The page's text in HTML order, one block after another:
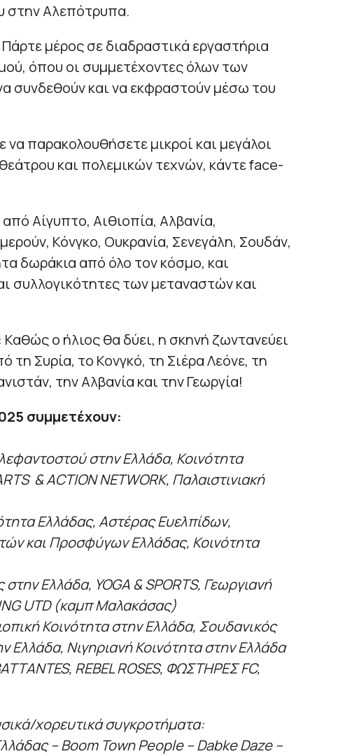
στην Αλεπότρυπα.
Πάρτε μέρος σε διαδραστικά εργαστήρια
όπου οι συμμετέχοντες όλων των
συνδεθούν και να εκφραστούν μέσω του
να παρακολουθήσετε μικροί και μεγάλοι
και πολεμικών τεχνών, κάντε face-
Αίγυπτο, Αιθιοπία, Αλβανία,
Κόνγκο, Ουκρανία, Σενεγάλη, Σουδάν,
δωράκια από όλο τον κόσμο, και
συλλογικότητες των μεταναστών και
Καθώς ο ήλιος θα δύει, η σκηνή ζωντανεύει
τη Συρία, το Κονγκό, τη Σιέρα Λεόνε, τη
την Αλβανία και την Γεωργία!
συμμετέχουν:
στην Ελλάδα, Κοινότητα
& ACTION NETWORK, Παλαιστινιακή
Ελλάδας, Αστέρας Ευελπίδων,
και Προσφύγων Ελλάδας, Κοινότητα
Ελλάδα, YOGA & SPORTS, Γεωργιανή
UTD (καμπ Μαλακάσας)
Κοινότητα στην Ελλάδα, Σουδανικός
Ελλάδα, Νιγηριανή Κοινότητα στην Ελλάδα
REBEL ROSES, ΦΩΣΤΗΡΕΣ FC,
χορευτικά συγκροτήματα:
– Boom Town People – Dabke Daze –